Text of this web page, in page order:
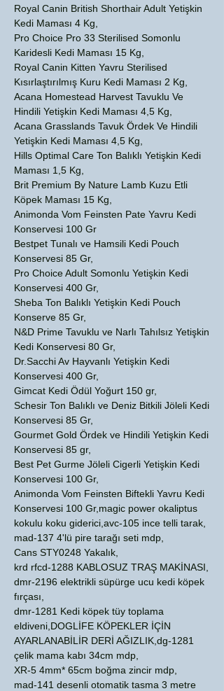
Royal Canin British Shorthair Adult Yetişkin
Kedi Maması 4 Kg,
Pro Choice Pro 33 Sterilised Somonlu
Karidesli Kedi Maması 15 Kg,
Royal Canin Kitten Yavru Sterilised
Kısırlaştırılmış Kuru Kedi Maması 2 Kg,
Acana Homestead Harvest Tavuklu Ve
Hindili Yetişkin Kedi Maması 4,5 Kg,
Acana Grasslands Tavuk Ördek Ve Hindili
Yetişkin Kedi Maması 4,5 Kg,
Hills Optimal Care Ton Balıklı Yetişkin Kedi
Maması 1,5 Kg,
Brit Premium By Nature Lamb Kuzu Etli
Köpek Maması 15 Kg,
Animonda Vom Feinsten Pate Yavru Kedi
Konservesi 100 Gr
Bestpet Tunalı ve Hamsili Kedi Pouch
Konservesi 85 Gr,
Pro Choice Adult Somonlu Yetişkin Kedi
Konservesi 400 Gr,
Sheba Ton Balıklı Yetişkin Kedi Pouch
Konserve 85 Gr,
N&D Prime Tavuklu ve Narlı Tahılsız Yetişkin
Kedi Konservesi 80 Gr,
Dr.Sacchi Av Hayvanlı Yetişkin Kedi
Konservesi 400 Gr,
Gimcat Kedi Ödül Yoğurt 150 gr,
Schesir Ton Balıklı ve Deniz Bitkili Jöleli Kedi
Konservesi 85 Gr,
Gourmet Gold Ördek ve Hindili Yetişkin Kedi
Konservesi 85 gr,
Best Pet Gurme Jöleli Cigerli Yetişkin Kedi
Konservesi 100 Gr,
Animonda Vom Feinsten Biftekli Yavru Kedi
Konservesi 100 Gr,magic power okaliptus
kokulu koku giderici,avc-105 ince telli tarak,
mad-137 4'lü pire tarağı seti mdp,
Cans STY0248 Yakalık,
krd rfcd-1288 KABLOSUZ TRAŞ MAKİNASI,
dmr-2196 elektrikli süpürge ucu kedi köpek
fırçası,
dmr-1281 Kedi köpek tüy toplama
eldiveni,DOGLİFE KÖPEKLER İÇİN
AYARLANABİLİR DERİ AĞIZLIK,dg-1281
çelik mama kabı 34cm mdp,
XR-5 4mm* 65cm boğma zincir mdp,
mad-141 desenli otomatik tasma 3 metre